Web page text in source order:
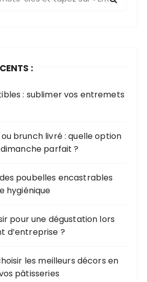
:
: sublimer vos entremets
brunch livré : quelle option
parfait ?
poubelles encastrables
hygiénique
pour une dégustation lors
d’entreprise ?
les meilleurs décors en
pâtisseries